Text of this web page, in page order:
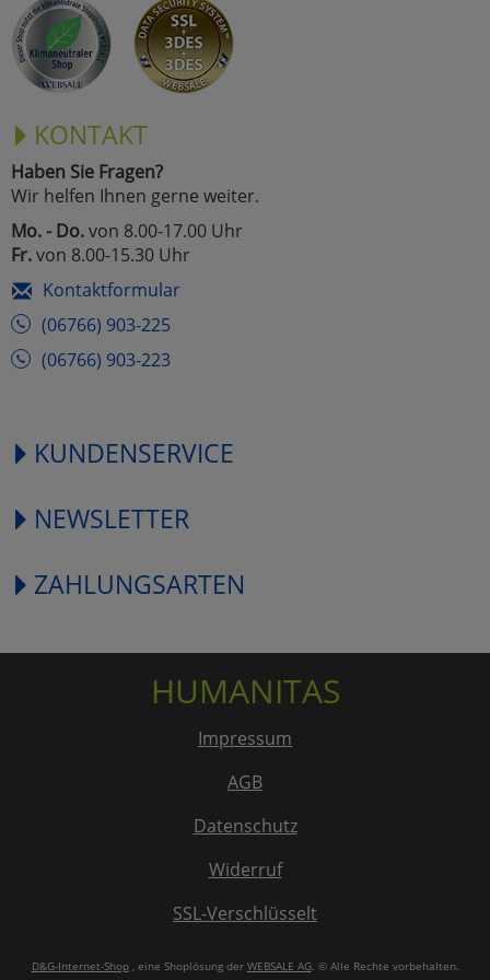
KONTAKT
Haben Sie Fragen?
Wir helfen Ihnen gerne weiter.
Mo. - Do.von 8.00-17.00 Uhr
Fr.von 8.00-15.30 Uhr
Kontaktformular
(06766) 903-225
(06766) 903-223
KUNDENSERVICE
NEWSLETTER
ZAHLUNGSARTEN
HUMANITAS
Impressum
AGB
Datenschutz
Widerruf
SSL-Verschlüsselt
D&G-Internet-Shop, eine Shoplösung der WEBSALE AG. © Alle Rechte vorbehalten.
Marketing
Alle Akzeptieren
Cookies
Einstellungen speichern